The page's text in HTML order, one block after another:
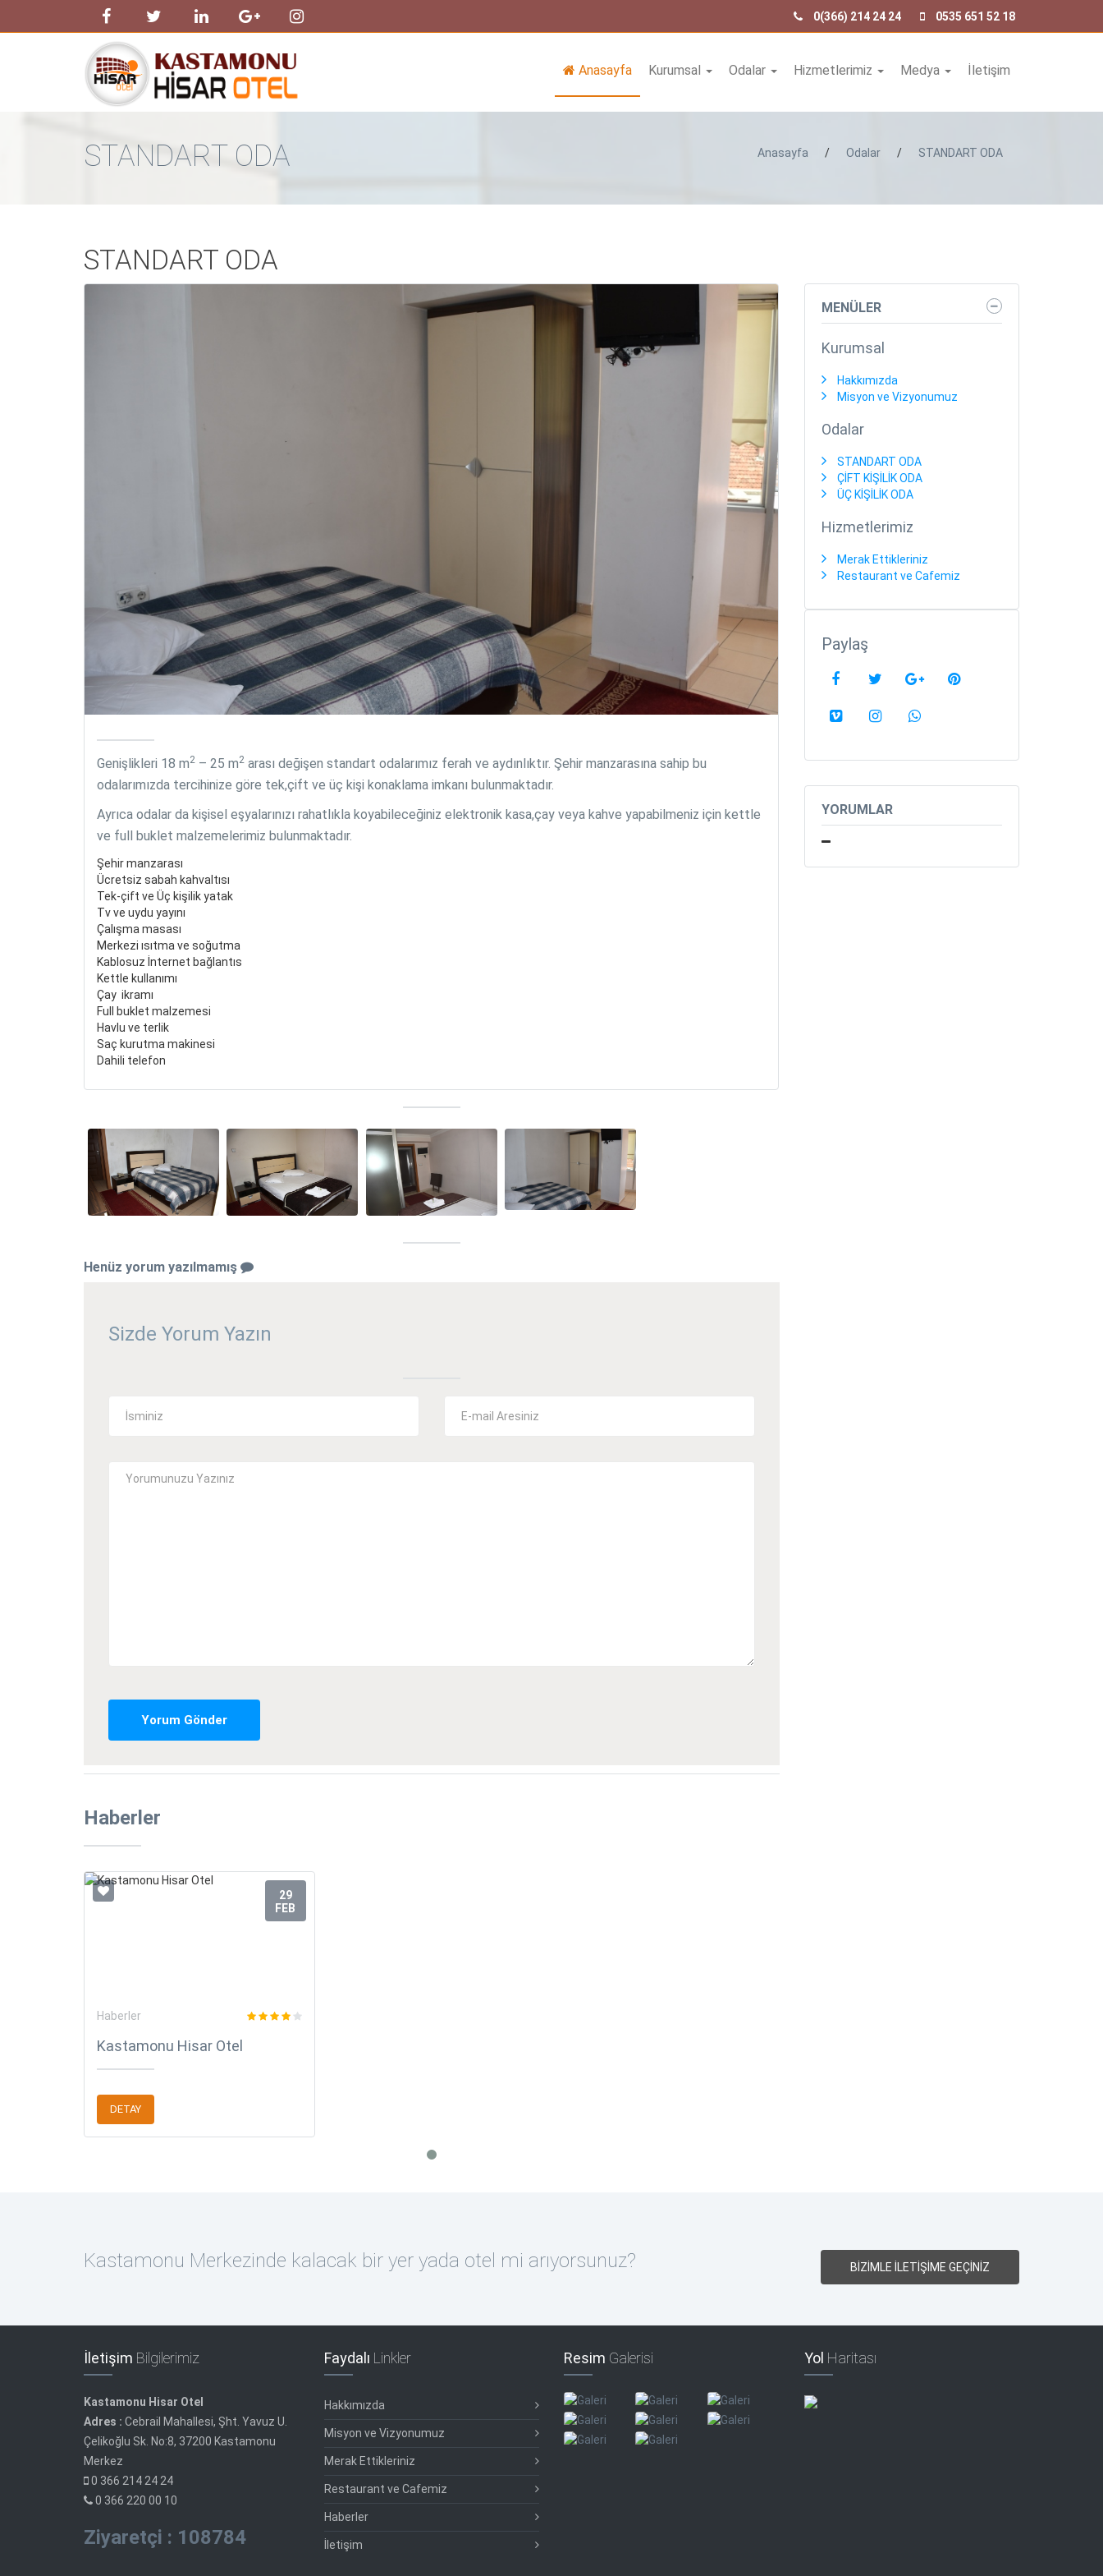
0(366) 214 24 24 0535 651 52 18
Anasayfa Kurumsal Odalar Hizmetlerimiz Medya İletişim
STANDART ODA Anasayfa / Odalar / STANDART ODA
STANDART ODA
Genişlikleri 18 m2 – 25 m2 arası değişen standart odalarımız ferah ve aydınlıktır. Şehir manzarasına sahip bu
odalarımızda tercihinize göre tek,çift ve üç kişi konaklama imkanı bulunmaktadır.
Ayrıca odalar da kişisel eşyalarınızı rahatlıkla koyabileceğiniz elektronik kasa,çay veya kahve yapabilmeniz için kettle
ve full buklet malzemelerimiz bulunmaktadır.
Şehir manzarası
Ücretsiz sabah kahvaltısı
Tek-çift ve Üç kişilik yatak
Tv ve uydu yayını
Çalışma masası
Merkezi ısıtma ve soğutma
Kablosuz İnternet bağlantıs
Kettle kullanımı
Çay ikramı
Full buklet malzemesi
Havlu ve terlik
Saç kurutma makinesi
Dahili telefon
Henüz yorum yazılmamış
Sizde Yorum Yazın
Yorum Gönder
Haberler
29
FEB
Haberler
Kastamonu Hisar Otel
DETAY
MENÜLER
Kurumsal
Hakkımızda
Misyon ve Vizyonumuz
Odalar
STANDART ODA
ÇİFT KİŞİLİK ODA
ÜÇ KİŞİLİK ODA
Hizmetlerimiz
Merak Ettikleriniz
Restaurant ve Cafemiz
Paylaş
YORUMLAR
Kastamonu Merkezinde kalacak bir yer yada otel mi arıyorsunuz? BİZİMLE İLETİŞİME GEÇİNİZ
İletişim Bilgilerimiz
Kastamonu Hisar Otel
Adres : Cebrail Mahallesi, Şht. Yavuz U.
Çelikoğlu Sk. No:8, 37200 Kastamonu
Merkez
0 366 214 24 24
0 366 220 00 10
Ziyaretçi : 108784
Faydalı Linkler
Hakkımızda
Misyon ve Vizyonumuz
Merak Ettikleriniz
Restaurant ve Cafemiz
Haberler
İletişim
Resim Galerisi Yol Haritası